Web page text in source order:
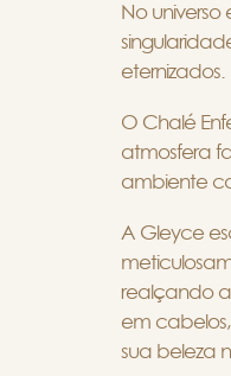
No
eternizados.
O Chalé
atmosfera
ambiente
A Gleyce
realçando
em
sua beleza